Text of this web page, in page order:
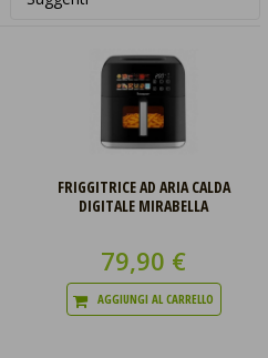
FRIGGITRICE AD ARIA CALDA
DIGITALE MIRABELLA
79,90 €
AGGIUNGI AL CARRELLO